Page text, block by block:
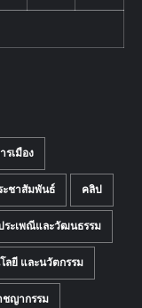
รเมือง
ะชาสัมพันธ์ คลิป
ระเพณีและวัฒนธรรม
ลยี และนวัตกรรม
ชญากรรม